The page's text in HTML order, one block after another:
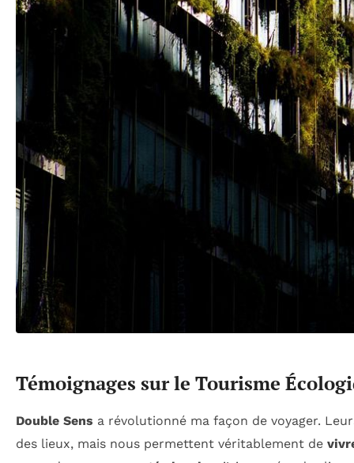
Témoignages sur le Tourisme
Double Sens a révolutionné ma façon de voyager.
des lieux, mais nous permettent véritablement de